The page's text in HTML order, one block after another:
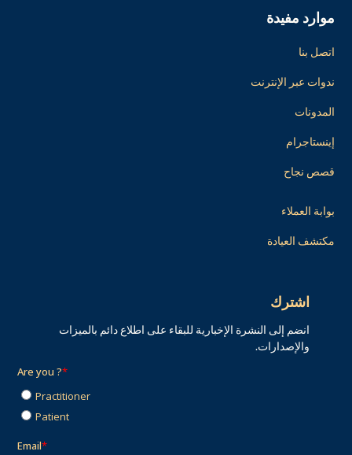
موارد مفيدة
اتصل بنا
ندوات عبر الإنترنت
المدونات
إينستاجرام
قصص نجاح
بوابة العملاء
مكتشف العيادة
اشترك
انضم إلى النشرة الإخبارية للبقاء على اطلاع دائم بالميزات
والإصدارات.